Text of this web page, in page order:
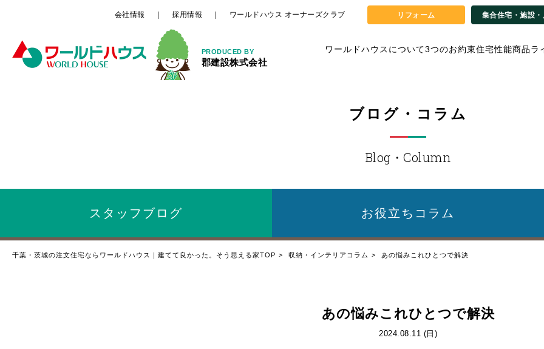
PRODUCED BY
郡建設株式会社
ワールドハウスについて3つのお約束住宅性能商品ラ
会社情報 採用情報 ワールドハウス オーナーズクラブ リフォーム 集合住宅・施設
ブログ・コラム
Blog・Column
スタッフ ブログ お役立ち コラム
千葉・茨城の注文住宅ならワールドハウス｜建てて良かった。そう思える家TOP 収納・インテリアコラム あの悩みこれひとつで解決
あの悩みこれひとつで解決
2024.08.11 (日)